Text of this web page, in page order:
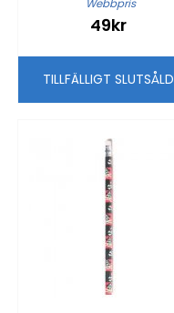
Webbpris
49kr
TILLFÄLLIGT SLUTSÅLD